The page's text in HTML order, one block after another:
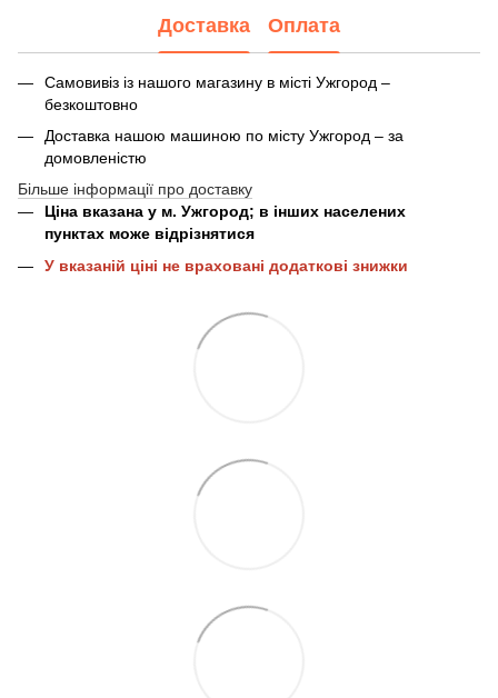
Доставка Оплата
Самовивіз із нашого магазину в місті Ужгород –
безкоштовно
Доставка нашою машиною по місту Ужгород – за
домовленістю
Більше інформації про доставку
Ціна вказана у м. Ужгород; в інших населених
пунктах може відрізнятися
У вказаній ціні не враховані додаткові знижки